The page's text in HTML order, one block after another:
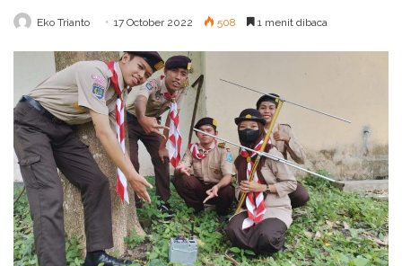
Eko Trianto 17 October 2022 508 1 menit dibaca